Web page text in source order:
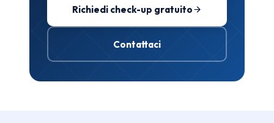
Richiedi check-up gratuito
Contattaci